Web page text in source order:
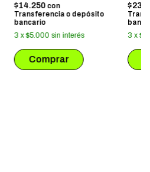
$14.250 con
Transferencia o depósito
bancario
3 x$5.000 sin interés
3 x